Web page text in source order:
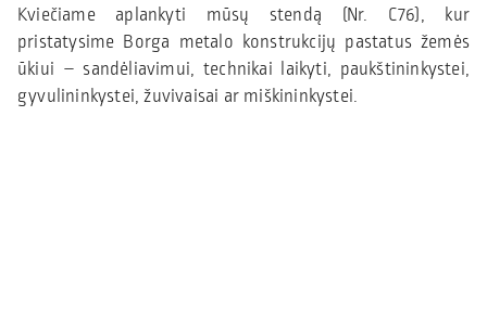
Kviečiame aplankyti mūsų stendą (Nr. C76), kur
pristatysime Borga metalo konstrukcijų pastatus žemės
ūkiui – sandėliavimui, technikai laikyti, paukštininkystei,
gyvulininkystei, žuvivaisai ar miškininkystei.